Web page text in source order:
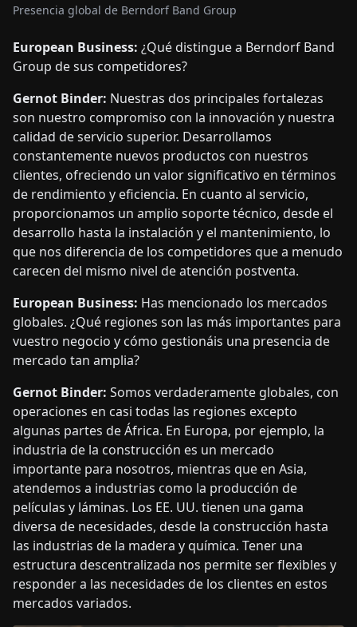
Presencia global de Berndorf Band Group
European Business: ¿Qué distingue a Berndorf Band
Group de sus competidores?
Gernot Binder: Nuestras dos principales fortalezas
son nuestro compromiso con la innovación y nuestra
calidad de servicio superior. Desarrollamos
constantemente nuevos productos con nuestros
clientes, ofreciendo un valor significativo en términos
de rendimiento y eficiencia. En cuanto al servicio,
proporcionamos un amplio soporte técnico, desde el
desarrollo hasta la instalación y el mantenimiento, lo
que nos diferencia de los competidores que a menudo
carecen del mismo nivel de atención postventa.
European Business: Has mencionado los mercados
globales. ¿Qué regiones son las más importantes para
vuestro negocio y cómo gestionáis una presencia de
mercado tan amplia?
Gernot Binder: Somos verdaderamente globales, con
operaciones en casi todas las regiones excepto
algunas partes de África. En Europa, por ejemplo, la
industria de la construcción es un mercado
importante para nosotros, mientras que en Asia,
atendemos a industrias como la producción de
películas y láminas. Los EE. UU. tienen una gama
diversa de necesidades, desde la construcción hasta
las industrias de la madera y química. Tener una
estructura descentralizada nos permite ser flexibles y
responder a las necesidades de los clientes en estos
mercados variados.